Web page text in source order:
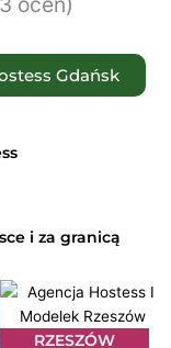
Gdańsk
i za granicą
RZESZÓW